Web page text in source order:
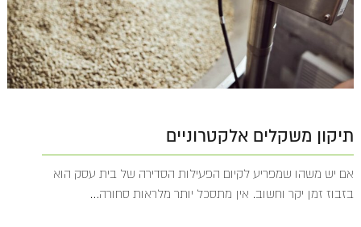
תיקון משקלים אלקטרוניים
אם יש משהו שמפריע לקיום הפעילות הסדירה של בית עסק הוא
בזבוז זמן יקר וחשוב. אין מתסכל יותר מלראות סחורה...